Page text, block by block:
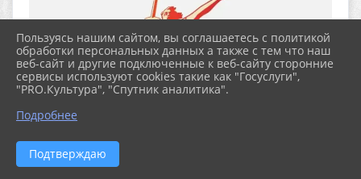
Пользуясь нашим сайтом, вы соглашаетесь с политикой
обработки персональных данных а также с тем что наш
веб-сайт и другие подключенные к веб-сайту сторонние
сервисы используют cookies такие как "Госуслуги",
"PRO.Культура", "Спутник аналитика".
Подробнее
Подтверждаю